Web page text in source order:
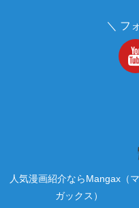
＼ フ
人気漫画紹介ならMangax（
ガックス）